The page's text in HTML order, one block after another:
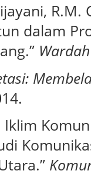
dalam
Wardah
Iklim